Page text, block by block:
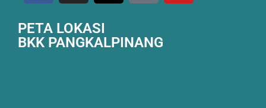
PETA LOKASI
BKK PANGKALPINANG